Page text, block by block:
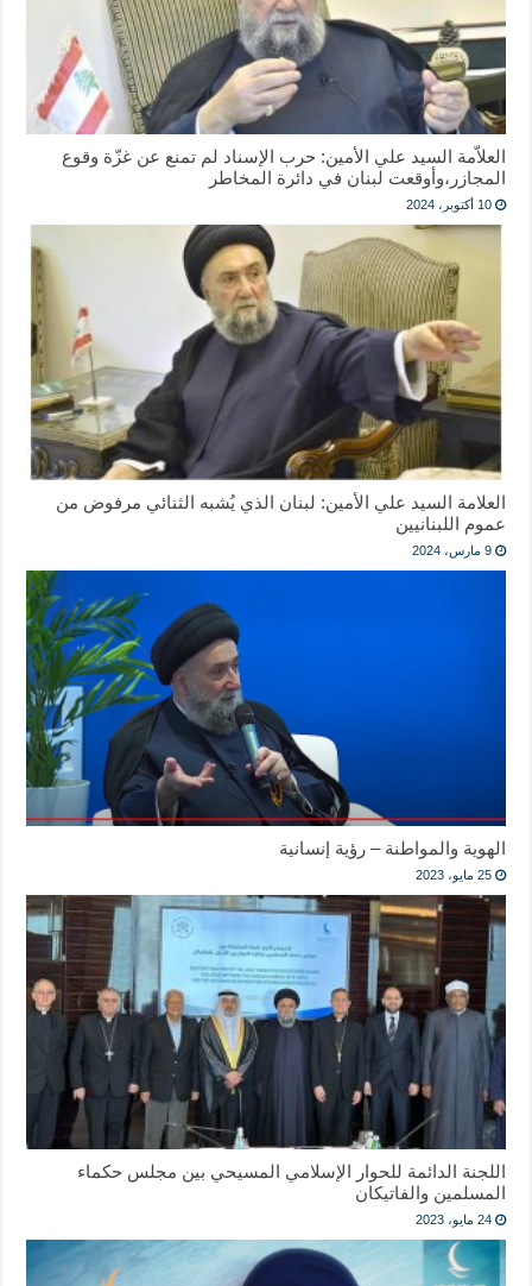
العلاّمة السيد علي الأمين: حرب الإسناد لم تمنع عن غزّة وقوع
المجازر،وأوقعت لبنان في دائرة المخاطر
10 أكتوبر، 2024
العلامة السيد علي الأمين: لبنان الذي يُشبه الثنائي مرفوض من
عموم اللبنانيين
9 مارس، 2024
الهوية والمواطنة – رؤية إنسانية
25 مايو، 2023
اللجنة الدائمة للحوار الإسلامي المسيحي بين مجلس حكماء
المسلمين والفاتيكان
24 مايو، 2023